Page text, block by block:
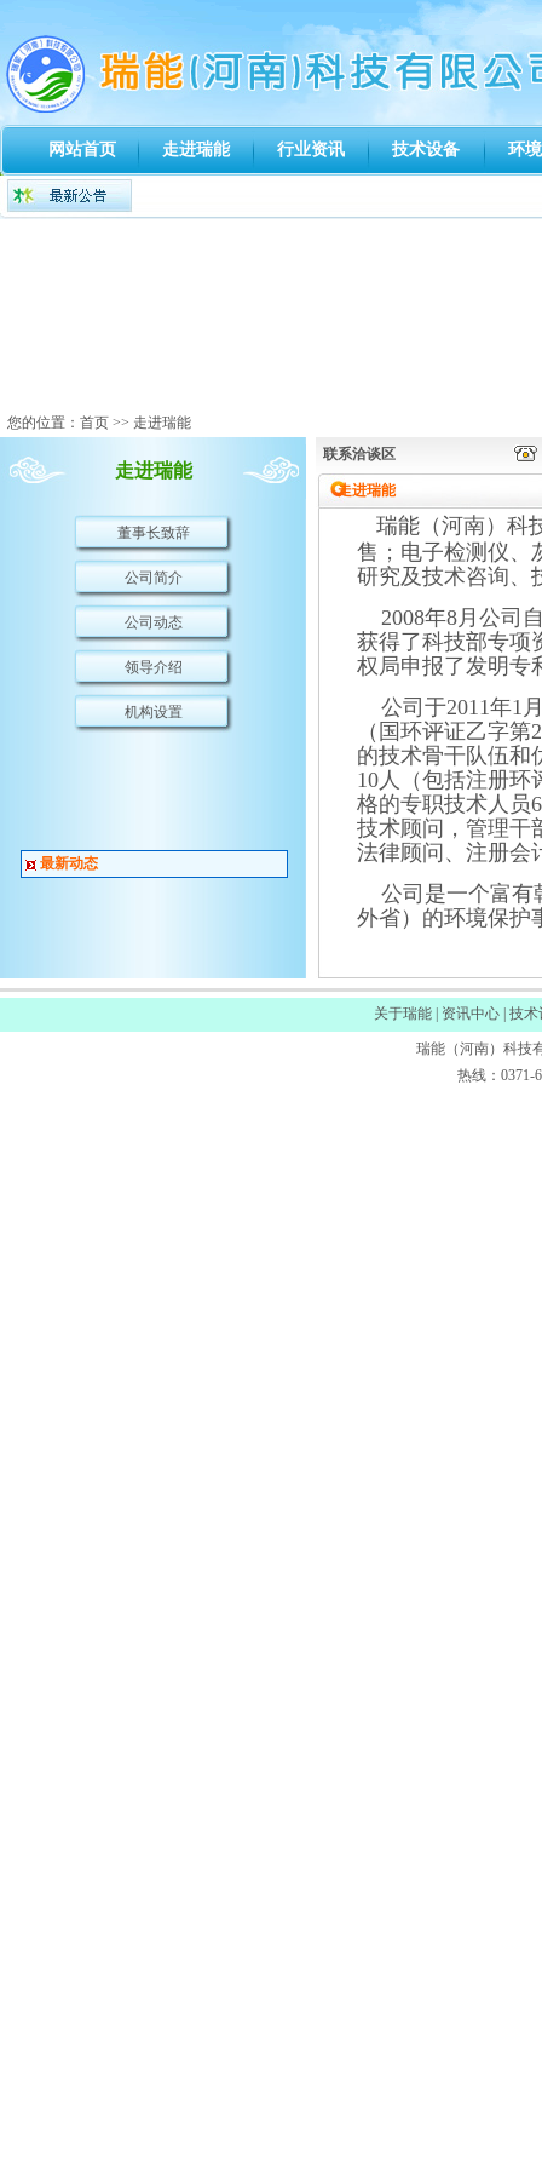
网站首页 走进瑞能 行业资讯 技术设备 环
您的位置： 首页 >> 走进瑞能
走进瑞能
董事长致辞
公司简介
公司动态
领导介绍
机构设置
最新动态
联系洽谈区
走进瑞能
瑞能（河南）科
售；电子检测仪、
研究及技术咨询、
2008年8月公司
获得了科技部专项
权局申报了发明专
公司于2011年1
（国环评证乙字
的技术骨干队伍和
10人（包括注册环
格的专职技术人员
技术顾问，管理干
法律顾问、注册会
公司是一个富有
外省）的环境保护
关于瑞能| 资讯中心| 技术
瑞能（河南）科技
热线：0371-